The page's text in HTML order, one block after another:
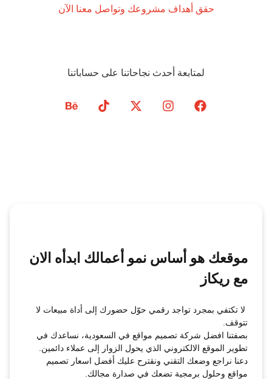
حقق أهداف مشروعك وتواصل معنا الآن
لمتابعة أحدث نجاحاتنا على حساباتنا
موقعك هو أساس نمو أعمالك ابدأه الان
مع ريكاز
لا تكتفي بمجرد تواجد رقمي حوّل حضورك إلى أداة مبيعات لا
تتوقف.
بصفتنا افضل شركة تصميم مواقع في السعودية، نساعدك في
تطوير الموقع الالكتروني الذي يحول الزوار إلى عملاء دائمين.
دعنا نراجع وضعك التقني ونقترح عليك أفضل اسعار تصميم
مواقع وحلول برمجية تضعك في صدارة مجالك.